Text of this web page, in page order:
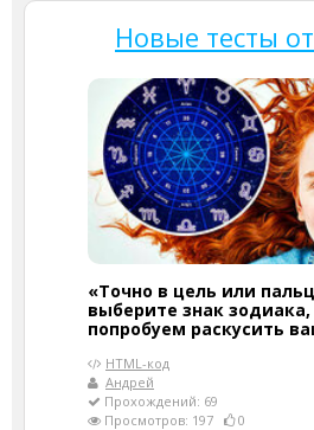
Новые тесты
«Точно в цель или
выберите знак
попробуем раскусить
HTML-код
Андрей
Прохождений: 69
Просмотров: 197
0